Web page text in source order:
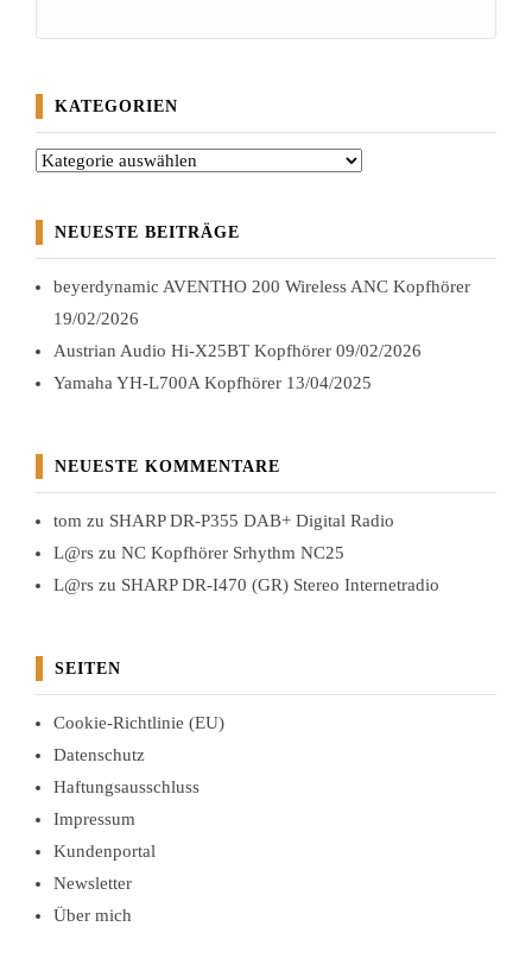
KATEGORIEN
Kategorien
NEUESTE BEITRÄGE
beyerdynamic AVENTHO 200 Wireless ANC Kopfhörer
19/02/2026
Austrian Audio Hi-X25BT Kopfhörer 09/02/2026
Yamaha YH-L700A Kopfhörer 13/04/2025
NEUESTE KOMMENTARE
tom zu SHARP DR-P355 DAB+ Digital Radio
L@rs zu NC Kopfhörer Srhythm NC25
L@rs zu SHARP DR-I470 (GR) Stereo Internetradio
SEITEN
Cookie-Richtlinie (EU)
Datenschutz
Haftungsausschluss
Impressum
Kundenportal
Newsletter
Über mich